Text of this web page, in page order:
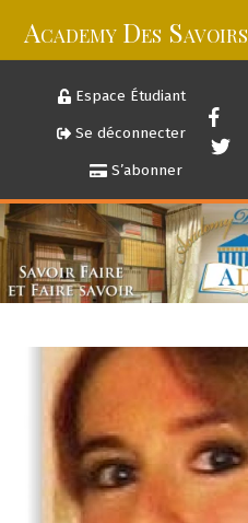
Academy Des Savoirs
Espace Étudiant
Se déconnecter
S’abonner